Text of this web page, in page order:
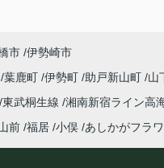
市 伊勢崎市
葉鹿町 伊勢町 助戸新山町 山
東武桐生線 湘南新宿ライン高
前 福居 小俣 あしかがフラ